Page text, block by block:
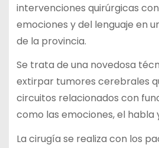
intervenciones quirúrgicas
emociones y del lenguaje en
de la provincia.
Se trata de una novedosa
extirpar tumores cerebrales
circuitos relacionados con
como las emociones, el habla
La cirugía se realiza con los